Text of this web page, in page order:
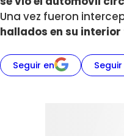
Una vez fueron
hallados en su
Seguir en